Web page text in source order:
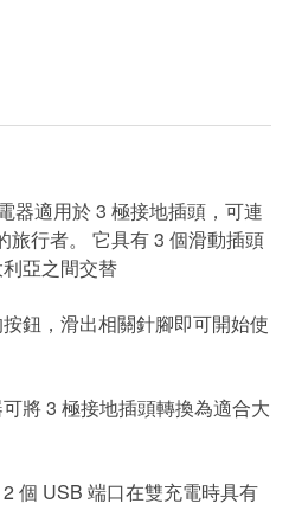
器適用於 3 極接地插頭，可連
旅行者。 它具有 3 個滑動插頭
亞之間交替
鈕，滑出相關針腳即可開始使
將 3 極接地插頭轉換為適合大
個 USB 端口在雙充電時具有